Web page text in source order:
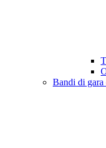
Bandi di gara